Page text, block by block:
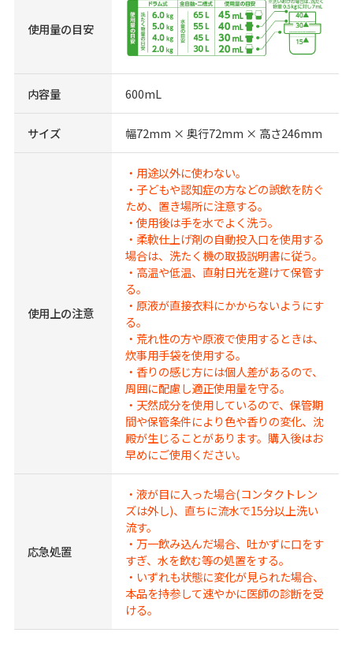
使用量の目安
内容量 600mL
サイズ 幅72mm × 奥行72mm × 高さ246mm
使用上の注意
・用途以外に使わない。
・子どもや認知症の方などの誤飲を防ぐ
ため、置き場所に注意する。
・使用後は手を水でよく洗う。
・柔軟仕上げ剤の自動投入口を使用する
場合は、洗たく機の取扱説明書に従う。
・高温や低温、直射日光を避けて保管す
る。
・原液が直接衣料にかからないようにす
る。
・荒れ性の方や原液で使用するときは、
炊事用手袋を使用する。
・香りの感じ方には個人差があるので、
周囲に配慮し適正使用量を守る。
・天然成分を使用しているので、保管期
間や保管条件により色や香りの変化、沈
殿が生じることがあります。購入後はお
早めにご使用ください。
応急処置
・液が目に入った場合(コンタクトレン
ズは外し)、直ちに流水で15分以上洗い
流す。
・万一飲み込んだ場合、吐かずに口をす
すぎ、水を飲む等の処置をする。
・いずれも状態に変化が見られた場合、
本品を持参して速やかに医師の診断を受
ける。